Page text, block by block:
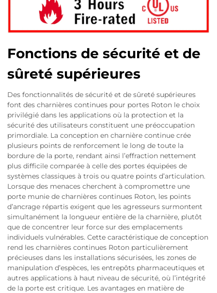
Fonctions de sécurité et de
sûreté supérieures
Des fonctionnalités de sécurité et de sûreté supérieures
font des charnières continues pour portes Roton le choix
privilégié dans les applications où la protection et la
sécurité des utilisateurs constituent une préoccupation
primordiale. La conception en charnière continue crée
plusieurs points de renforcement le long de toute la
bordure de la porte, rendant ainsi l’effraction nettement
plus difficile comparée à celle des portes équipées de
systèmes classiques à trois ou quatre points d’articulation.
Lorsque des menaces cherchent à compromettre une
porte munie de charnières continues Roton, les points
d’ancrage répartis exigent que les agresseurs surmontent
simultanément la longueur entière de la charnière, plutôt
que de concentrer leur force sur des emplacements
individuels vulnérables. Cette caractéristique de conception
rend les charnières continues Roton particulièrement
précieuses dans les installations sécurisées, les zones de
manipulation d’espèces, les entrepôts pharmaceutiques et
autres applications à haut niveau de sécurité, où l’intégrité
de la porte est critique. Les avantages en matière de